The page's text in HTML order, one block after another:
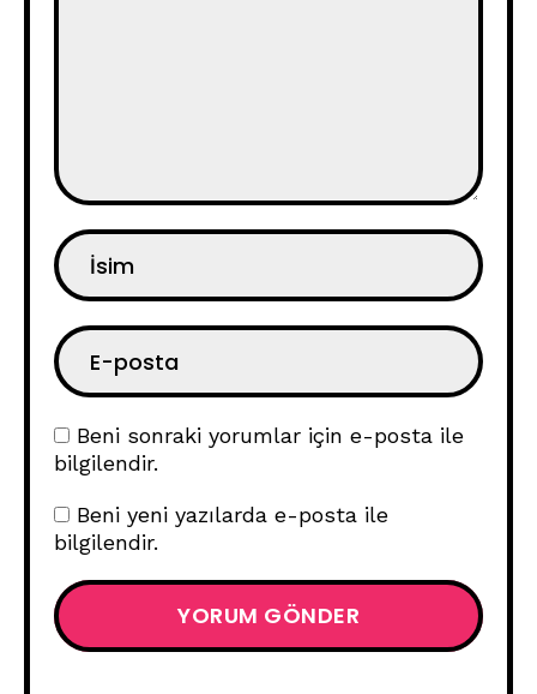
Beni sonraki yorumlar için e-posta ile
bilgilendir.
Beni yeni yazılarda e-posta ile
bilgilendir.